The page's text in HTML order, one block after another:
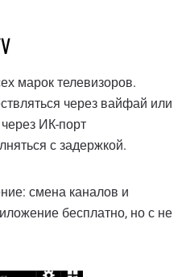
марок телевизоров.
через вайфай или
ИК-порт
с задержкой.
смена каналов и
бесплатно, но с не